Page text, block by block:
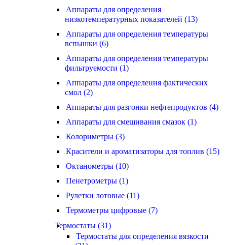
Аппараты для определения
низкотемпературных показателей (13)
Аппараты для определения температуры
вспышки (6)
Аппараты для определения температуры
фильтруемости (1)
Аппараты для определения фактических
смол (2)
Аппараты для разгонки нефтепродуктов (4)
Аппараты для смешивания смазок (1)
Колориметры (3)
Красители и ароматизаторы для топлив (15)
Октанометры (10)
Пенетрометры (1)
Рулетки лотовые (11)
Термометры цифровые (7)
Термостаты (31)
Термостаты для определения вязкости